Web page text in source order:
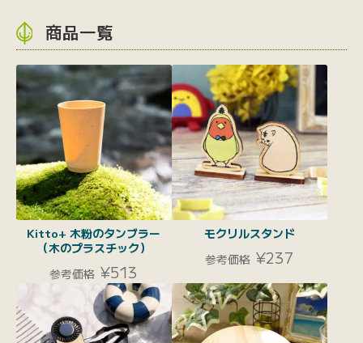
商品一覧
Kitto+ 木粉のタンブラー
（木のプラスチック）
参考価格 ¥513
モクリルスタンド
参考価格 ¥237